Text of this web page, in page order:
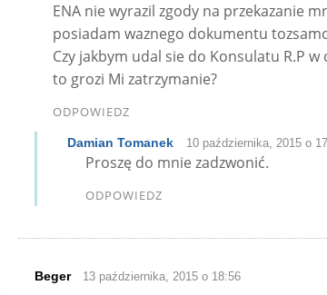
ENA nie wyrazil zgody na przekazanie
posiadam waznego dokumentu
Czy jakbym udal sie do Konsulatu R.P
to grozi Mi zatrzymanie?
ODPOWIEDZ
Damian Tomanek 10 października, 2015 o
Proszę do mnie zadzwonić.
ODPOWIEDZ
Beger 13 października, 2015 o 18:56